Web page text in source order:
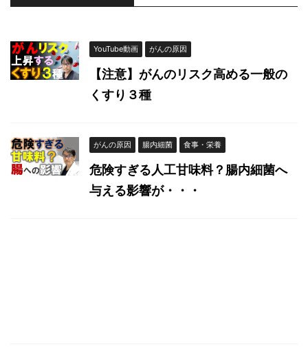
YouTube動画 がんの原因
【注意】がんのリスク高める一般の
くすり３種
がんの原因 腸内細菌 食事・栄養
危険すぎる人工甘味料？腸内細菌へ
与える影響が・・・